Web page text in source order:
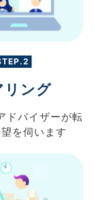
リング
ドバイザーが転
を伺います